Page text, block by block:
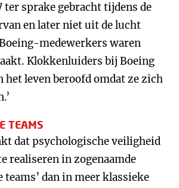
ter sprake gebracht tijdens de
en later niet uit de lucht
medewerkers waren
Klokkenluiders bij Boeing
het leven beroofd omdat ze zich
TEAMS
dat psychologische veiligheid
realiseren in zogenaamde
teams’ dan in meer klassieke